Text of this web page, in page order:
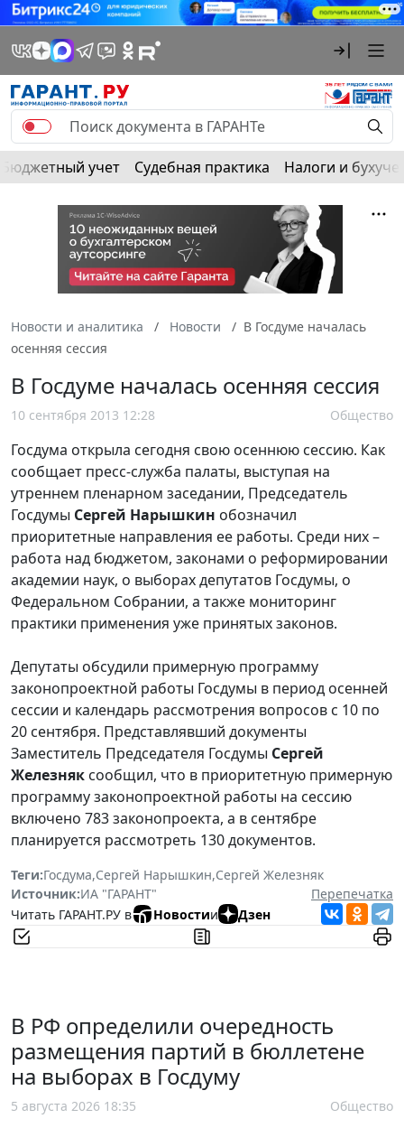
Бюджетный учет Судебная практика Налоги и
Новости и аналитика Новости
В Госдуме началась
осенняя сессия
В Госдуме началась осенняя сессия
10 сентября 2013 12:28 Общество
Госдума открыла сегодня свою осеннюю сессию. Как
сообщает пресс-служба палаты, выступая на
утреннем пленарном заседании, Председатель
Госдумы Сергей Нарышкин обозначил
приоритетные направления ее работы. Среди них –
работа над бюджетом, законами о реформировании
академии наук, о выборах депутатов Госдумы, о
Федеральном Собрании, а также мониторинг
практики применения уже принятых законов.
Депутаты обсудили примерную программу
законопроектной работы Госдумы в период осенней
сессии и календарь рассмотрения вопросов с 10 по
20 сентября. Представлявший документы
Заместитель Председателя Госдумы Сергей
Железняк сообщил, что в приоритетную примерную
программу законопроектной работы на сессию
включено 783 законопроекта, а в сентябре
планируется рассмотреть 130 документов.
Теги:Госдума,Сергей Нарышкин,Сергей Железняк
Источник:ИА "ГАРАНТ"
Перепечатка
Читать ГАРАНТ.РУ в
Новостии Дзен
В РФ определили очередность
размещения партий в бюллетене
на выборах в Госдуму
5 августа 2026 18:35 Общество